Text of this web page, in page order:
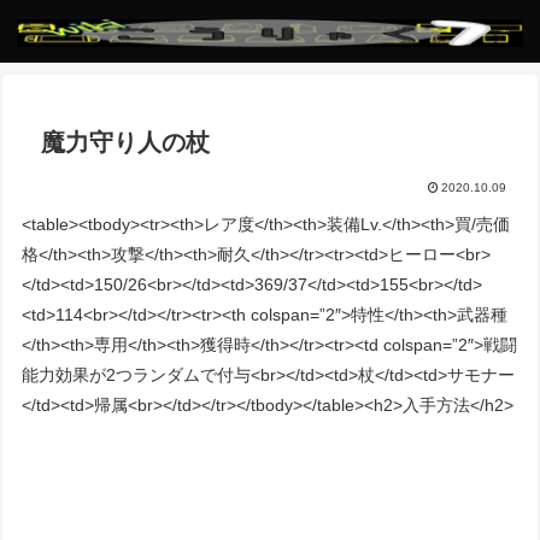
魔力守り人の杖
2020.10.09
<table><tbody><tr><th>レア度</th><th>装備Lv.</th><th>買/売価
格</th><th>攻撃</th><th>耐久</th></tr><tr><td>ヒーロー<br>
</td><td>150/26<br></td><td>369/37</td><td>155<br></td>
<td>114<br></td></tr><tr><th colspan=”2″>特性</th><th>武器種
</th><th>専用</th><th>獲得時</th></tr><tr><td colspan=”2″>戦闘
能力効果が2つランダムで付与<br></td><td>杖</td><td>サモナー
</td><td>帰属<br></td></tr></tbody></table><h2>入手方法</h2>